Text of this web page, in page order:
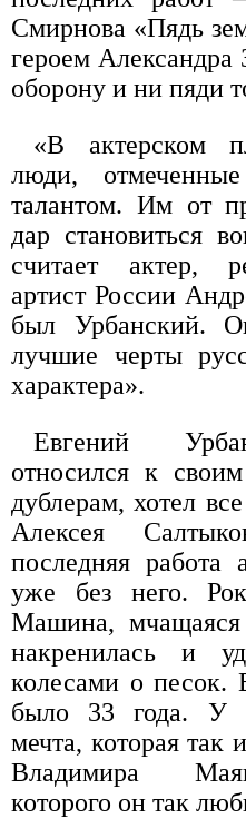
Смирнова «Пядь
героем
оборону и ни пяди
«В актерском
люди,
талантом. Им от
дар становиться
считает актер,
артист России
был Урбанский.
лучшие черты
характера».
Евгений
относился к
дублерам, хотел
Алексея
последняя работа
уже без него.
Машина, мчащаяся
накренилась и
колесами о песок.
было 33 года. У
мечта, которая так
Владимира
которого он так